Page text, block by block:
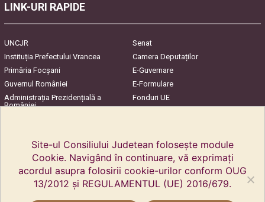
LINK-URI RAPIDE
UNCJR
Senat
Instituția Prefectului Vrancea
Camera Deputaților
Primăria Focşani
E-Guvernare
Guvernul României
E-Formulare
Administrația Prezidențială a
României
Fonduri UE
Site-ul Consiliului Judetean folosește module
Cookie. Navigând în continuare, vă exprimați
acordul asupra folosirii cookie-urilor conform OUG
13/2012 și REGULAMENTUL (UE) 2016/679.